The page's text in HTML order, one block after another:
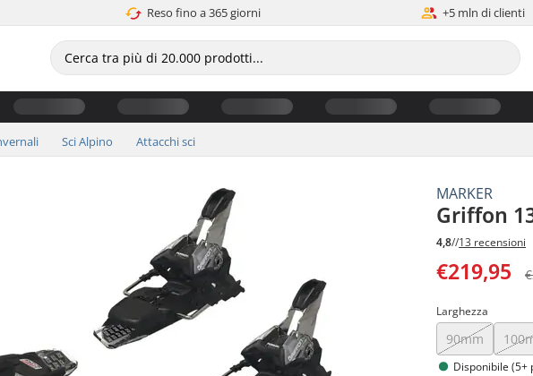
Reso fino a 365 giorni +5 mln di clienti
Sci Alpino Attacchi sci
MARKER
Griffon
4,8//13 recensioni
€219,95
Larghezza
90mm
Disponibile (5+